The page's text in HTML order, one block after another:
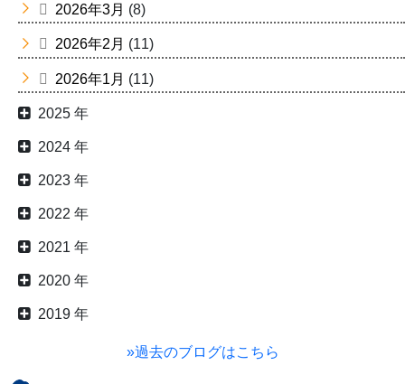
2026年3月 (8)
2026年2月 (11)
2026年1月 (11)
2025 年
2024 年
2023 年
2022 年
2021 年
2020 年
2019 年
»過去のブログはこちら